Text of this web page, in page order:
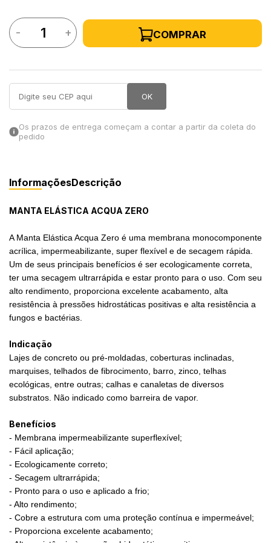
Stone
a categoria
- + COMPRAR
OK
Os prazos de entrega começam a contar a partir da coleta do
pedido
InformaçõesDescrição
MANTA ELÁSTICA ACQUA ZERO
A Manta Elástica Acqua Zero é uma membrana monocomponente
acrílica, impermeabilizante, super flexível e de secagem rápida.
Um de seus principais benefícios é ser ecologicamente correta,
ter uma secagem ultrarrápida e estar pronto para o uso. Com seu
alto rendimento, proporciona excelente acabamento, alta
resistência à pressões hidrostáticas positivas e alta resistência a
fungos e bactérias.
Indicação
Lajes de concreto ou pré-moldadas, coberturas inclinadas,
marquises, telhados de fibrocimento, barro, zinco, telhas
ecológicas, entre outras; calhas e canaletas de diversos
substratos. Não indicado como barreira de vapor.
Benefícios
- Membrana impermeabilizante superflexível;
- Fácil aplicação;
- Ecologicamente correto;
- Secagem ultrarrápida;
- Pronto para o uso e aplicado a frio;
- Alto rendimento;
- Cobre a estrutura com uma proteção contínua e impermeável;
- Proporciona excelente acabamento;